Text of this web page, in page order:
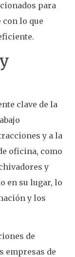
para
lo que
clave de la
y a la
oficina, como
y
en su lugar, lo
y los
de
empresas de